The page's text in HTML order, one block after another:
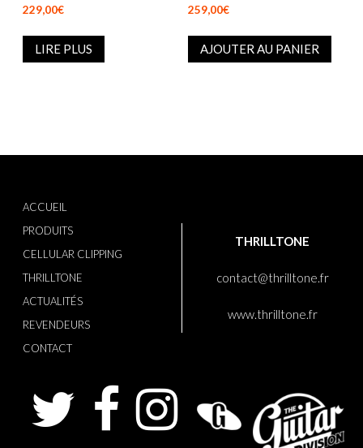
229,00€
LIRE PLUS
259,00€
AJOUTER AU PANIER
ACCUEIL
PRODUITS
CELLULAR CLIPPING
THRILLTONE
ACTUALITÉS
REVENDEURS
CONTACT
THRILLTONE
contact@thrilltone.fr
www.thrilltone.fr